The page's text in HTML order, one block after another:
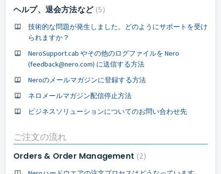
ヘルプ、退会方法など 5
技術的な問題が発生しました。どのようにサポートを受け
られますか？
NeroSupport.cab やその他のログファイルを Nero
(feedback@nero.com) に送信する方法
Neroのメールマガジンに登録する方法
ネロメールマガジン配信停止方法
ビジネスソリューションについてのお問い合わせ先
ご注文の流れ
Orders & Order Management 2